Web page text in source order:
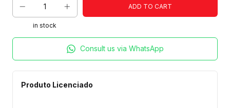
in stock
Consult us via WhatsApp
Produto Licenciado